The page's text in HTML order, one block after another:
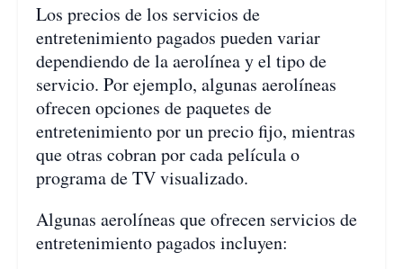
Los precios de los servicios de
entretenimiento pagados pueden variar
dependiendo de la aerolínea y el tipo de
servicio. Por ejemplo, algunas aerolíneas
ofrecen opciones de paquetes de
entretenimiento por un precio fijo, mientras
que otras cobran por cada película o
programa de TV visualizado.
Algunas aerolíneas que ofrecen servicios de
entretenimiento pagados incluyen: